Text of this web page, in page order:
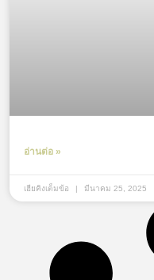
อ่านต่อ »
เฮียคิงเต็มข้อ มีนาคม 25, 2025